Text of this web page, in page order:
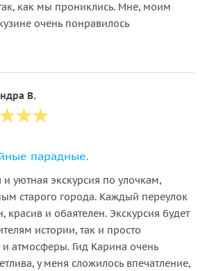
как мы прониклись. Мне, моим
очень понравилось
В.
парадные.
уютная экскурсия по улочкам,
старого города. Каждый переулок
красив и обаятелен. Экскурсия будет
истории, так и просто
атмосферы. Гид Карина очень
у меня сложилось впечатление,